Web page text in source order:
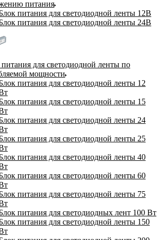
питания
питания для светодиодной ленты 12В
питания для светодиодной ленты 24В
для светодиодной ленты по
мощности
питания для светодиодной ленты 12
питания для светодиодной ленты 15
питания для светодиодной ленты 24
питания для светодиодной ленты 25
питания для светодиодной ленты 40
питания для светодиодной ленты 60
питания для светодиодной ленты 75
питания для светодиодных лент 100 Вт
питания для светодиодной ленты 150